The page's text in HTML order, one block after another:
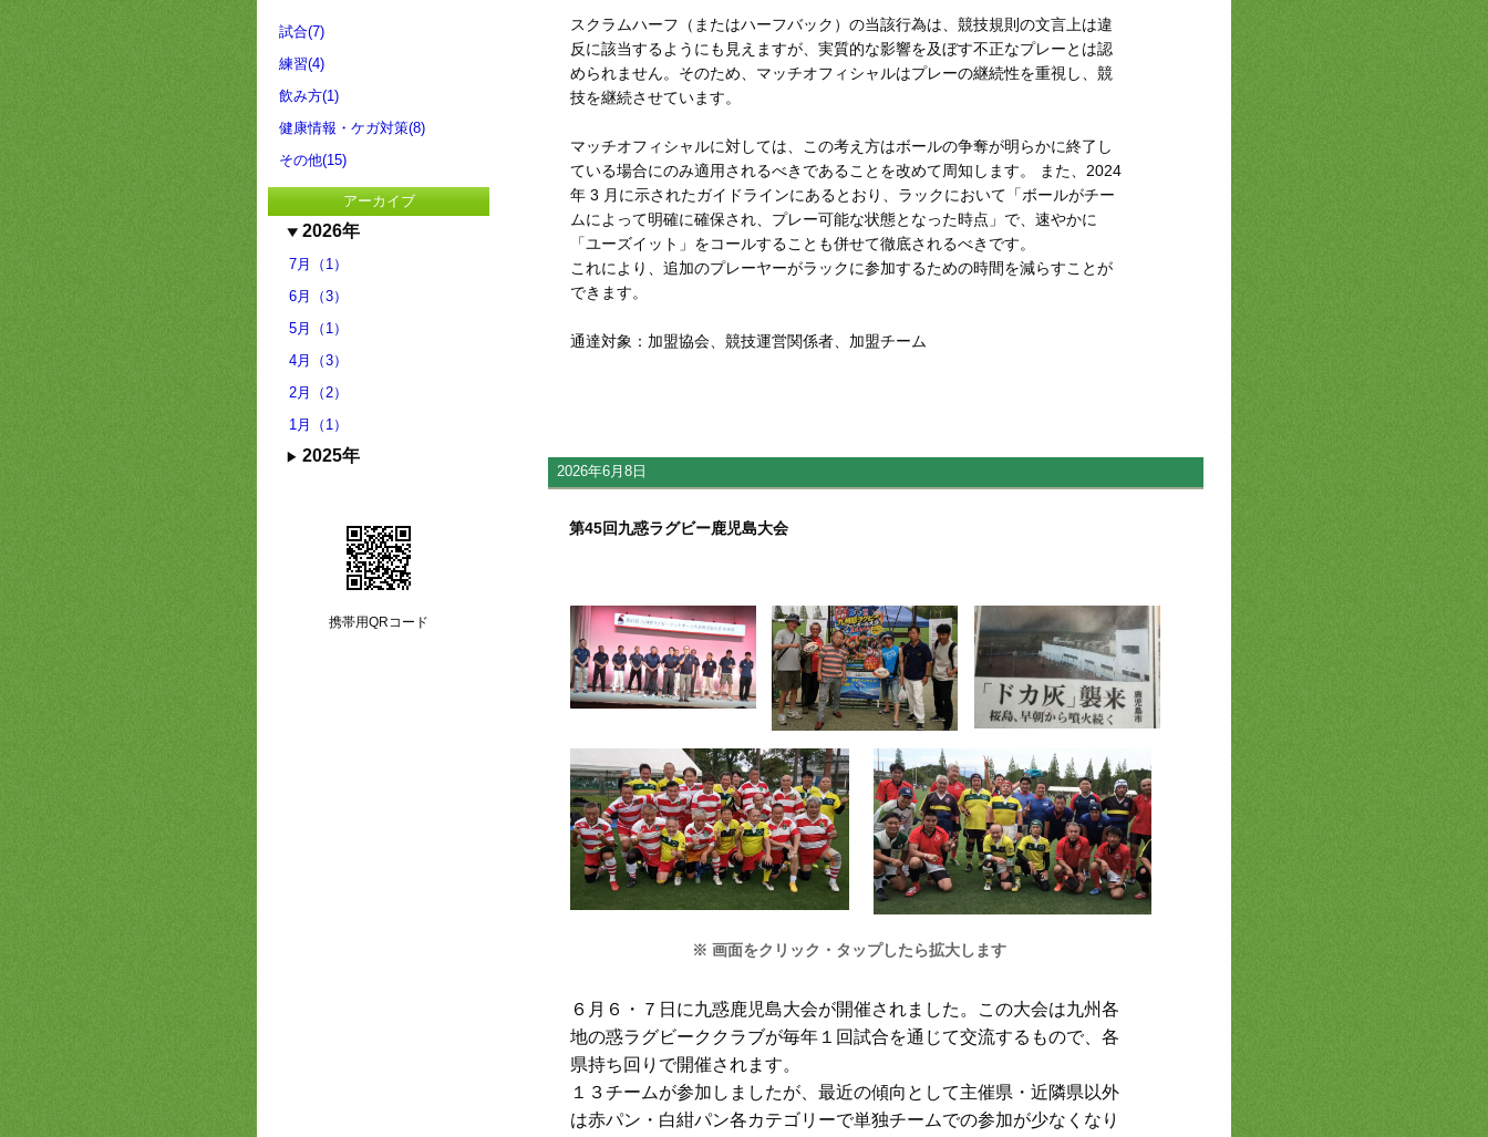
スクラムハーフ（またはハーフバック）の当該行為は、競技規則の文言上は違
反に該当するようにも見えますが、実質的な影響を及ぼす不正なプレーとは認
められません。そのため、マッチオフィシャルはプレーの継続性を重視し、競
技を継続させています。
マッチオフィシャルに対しては、この考え方はボールの争奪が明らかに終了し
ている場合にのみ適用されるべきであることを改めて周知します。 また、2024
年 3 月に示されたガイドラインにあるとおり、ラックにおいて「ボールがチー
ムによって明確に確保され、プレー可能な状態となった時点」で、速やかに
「ユーズイット」をコールすることも併せて徹底されるべきです。
これにより、追加のプレーヤーがラックに参加するための時間を減らすことが
できます。
通達対象：加盟協会、競技運営関係者、加盟チーム
2026年6月8日
第45回九惑ラグビー鹿児島大会
※ 画面をクリック・タップしたら拡大します
６月６・７日に九惑鹿児島大会が開催されました。この大会は九州各
地の惑ラグビーククラブが毎年１回試合を通じて交流するもので、各
県持ち回りで開催されます。
１３チームが参加しましたが、最近の傾向として主催県・近隣県以外
は赤パン・白紺パン各カテゴリーで単独チームでの参加が少なくなり
試合(7)
練習(4)
飲み方(1)
健康情報・ケガ対策(8)
その他(15)
アーカイブ
2026年
7月（1）
6月（3）
5月（1）
4月（3）
2月（2）
1月（1）
2025年
携帯用QRコード